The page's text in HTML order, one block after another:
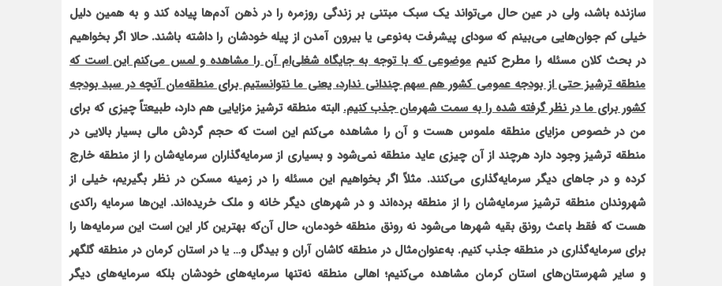
سازنده باشد، ولی در عین حال می‌تواند یک سبک مبتنی بر زندگی روزمره را در ذهن آدم‌ها پیاده کند و به همین دلیل
خیلی کم جوان‌هایی می‌بینم که سودای پیشرفت به‌نوعی یا بیرون آمدن از پیله خودشان را داشته باشند. حالا اگر بخواهیم
در بحث کلان مسئله را مطرح کنیم موضوعی که با توجه به جایگاه شغلی‌ام آن را مشاهده و لمس می‌کنم این است که
منطقه ترشیز حتی از بودجه عمومی کشور هم سهم چندانی ندارد، یعنی ما نتوانستیم برای منطقه‌مان آنچه در سبد بودجه
کشور برای ما در نظر گرفته شده را به سمت شهرمان جذب کنیم.البته منطقه ترشیز مزایایی هم دارد، طبیعتاً چیزی که برای
من در خصوص مزایای منطقه ملموس هست و آن را مشاهده می‌کنم این است که حجم گردش مالی بسیار بالایی در
منطقه ترشیز وجود دارد هرچند از آن چیزی عاید منطقه نمی‌شود و بسیاری از سرمایه‌گذاران سرمایه‌شان را از منطقه خارج
کرده و در جاهای دیگر سرمایه‌گذاری می‌کنند. مثلاً اگر بخواهیم این مسئله را در زمینه مسکن در نظر بگیریم، خیلی از
شهروندان منطقه ترشیز سرمایه‌شان را از منطقه برده‌اند و در شهرهای دیگر خانه و ملک خریده‌اند. این‌ها سرمایه راکدی
هست که فقط باعث رونق بقیه شهرها می‌شود نه رونق منطقه خودمان، حال آن‌که بهترین کار این است این سرمایه‌ها را
برای سرمایه‌گذاری در منطقه جذب کنیم. به‌عنوان‌مثال در منطقه کاشان آران و بیدگل و… یا در استان کرمان در منطقه گل‏گهر
و سایر شهرستان‌های استان کرمان مشاهده می‌کنیم؛ اهالی منطقه نه‌تنها سرمایه‌های خودشان بلکه سرمایه‌های دیگر